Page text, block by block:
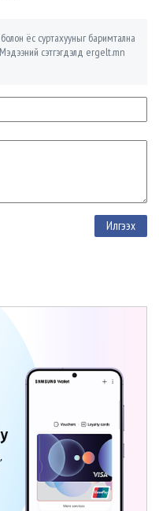
ёс суртахууныг баримтална
Мэдээний сэтгэгдэлд ergelt.mn